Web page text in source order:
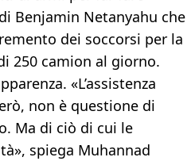
Benjamin Netanyahu che
dei soccorsi per la
250 camion al giorno.
«L’assistenza
non è questione di
Ma di ciò di cui le
spiega Muhannad